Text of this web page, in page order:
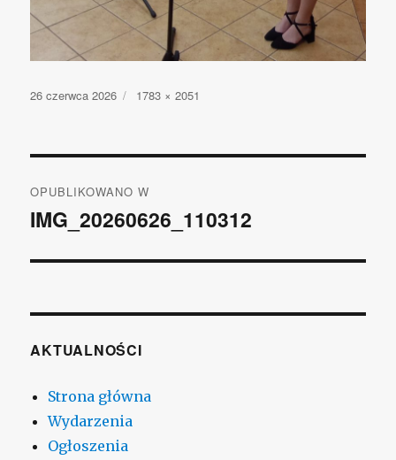
Opublikowano
26 czerwca 2026
Pełny
1783 × 2051
wpisu
OPUBLIKOWANO W
IMG_20260626_110312
AKTUALNOŚCI
Strona główna
Wydarzenia
Ogłoszenia